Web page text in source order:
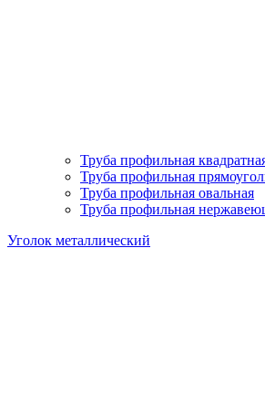
Труба профильная
Труба профильная
Труба профильная овальная
Труба профильная
Уголок металлический